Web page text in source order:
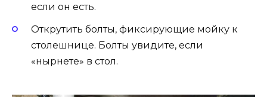
если он есть.
Открутить болты, фиксирующие мойку к
столешнице. Болты увидите, если
«нырнете» в стол.